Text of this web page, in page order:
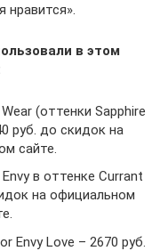
нравится».
в этом
(оттенки Sapphire
руб. до скидок на
сайте.
в оттенке Currant
на официальном
Envy Love – 2670 руб.